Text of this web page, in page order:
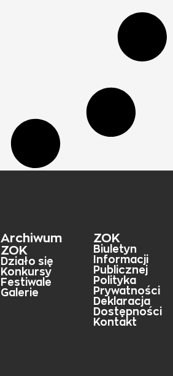
Archiwum
ZOK
Działo się
Konkursy
Festiwale
Galerie
ZOK
Biuletyn
Informacji
Publicznej
Polityka
Prywatności
Deklaracja
Dostępności
Kontakt